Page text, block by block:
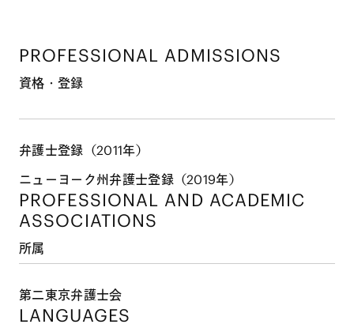
PROFESSIONAL ADMISSIONS
資格・登録
弁護士登録（2011年）
ニューヨーク州弁護士登録（2019年）
PROFESSIONAL AND ACADEMIC
ASSOCIATIONS
所属
第二東京弁護士会
LANGUAGES